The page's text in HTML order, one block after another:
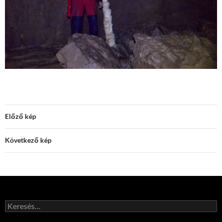
Előző kép
Következő kép
Keresés: